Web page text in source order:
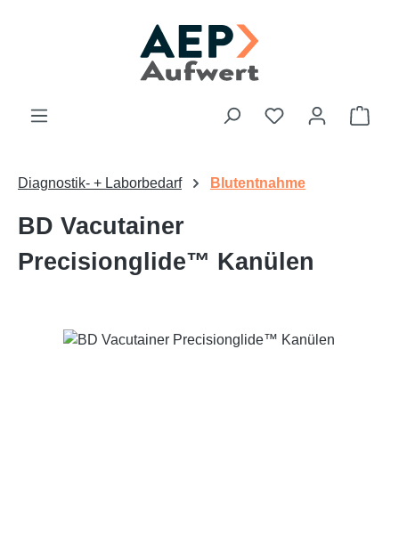
Du hast 0
Diagnostik- + Laborbedarf Blutentnahme
BD Vacutainer
Precisionglide™ Kanülen
Bildergalerie überspringen